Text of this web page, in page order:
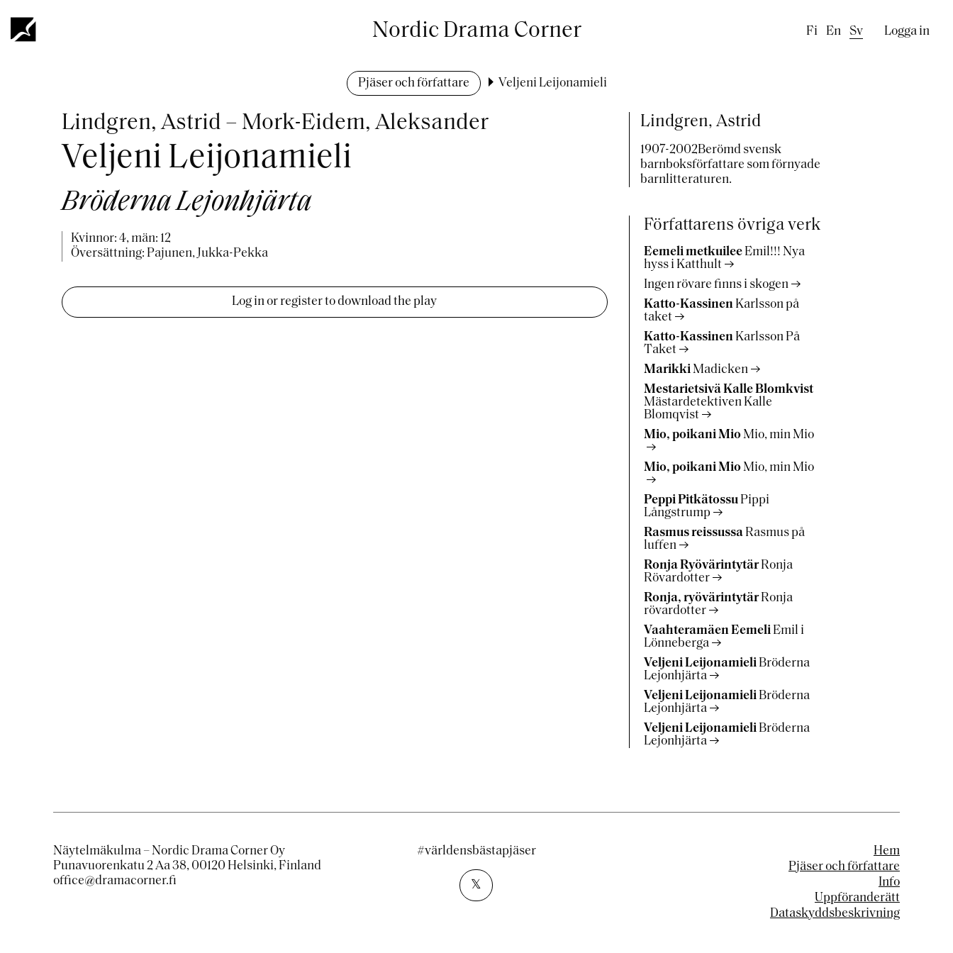
till
huvudinnehåll
Nordic Drama Corner Fi En Sv Logga in
Pjäser och författare Veljeni Leijonamieli
Lindgren, Astrid – Mork-Eidem, Aleksander
Veljeni Leijonamieli
Bröderna Lejonhjärta
Kvinnor: 4, män: 12
Översättning: Pajunen, Jukka-Pekka
Log in or register to download the play
Lindgren, Astrid
1907-2002Berömd svensk
barnboksförfattare som förnyade
barnlitteraturen.
Författarens övriga verk
Eemeli metkuilee Emil!!! Nya
hyss i Katthult
Ingen rövare finns i skogen
Katto-Kassinen Karlsson på
taket
Katto-Kassinen Karlsson På
Taket
MarikkiMadicken
Mestarietsivä Kalle Blomkvist
Mästardetektiven Kalle
Blomqvist
Mio, poikani MioMio, min Mio
Mio, poikani MioMio, min Mio
Peppi Pitkätossu Pippi
Långstrump
Rasmus reissussa Rasmus på
luffen
Ronja Ryövärintytär Ronja
Rövardotter
Ronja, ryövärintytär Ronja
rövardotter
Vaahteramäen Eemeli Emil i
Lönneberga
Veljeni Leijonamieli Bröderna
Lejonhjärta
Veljeni Leijonamieli Bröderna
Lejonhjärta
Veljeni Leijonamieli Bröderna
Lejonhjärta
Näytelmäkulma – Nordic Drama Corner Oy
Punavuorenkatu 2 Aa 38, 00120 Helsinki, Finland
office@dramacorner.fi
Hem
Pjäser och författare
Info
Uppföranderätt
Dataskyddsbeskrivning
#världensbästapjäser
𝕏